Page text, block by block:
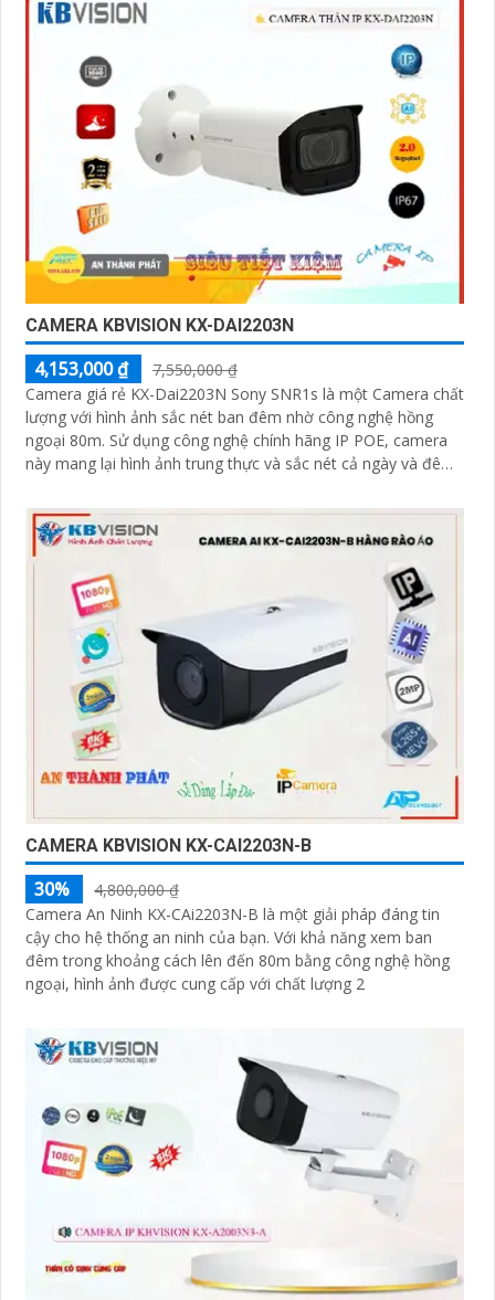
CAMERA KBVISION KX-DAI2203N
4,153,000 ₫
7,550,000 ₫
Camera giá rẻ KX-Dai2203N Sony SNR1s là một Camera chất
lượng với hình ảnh sắc nét ban đêm nhờ công nghệ hồng
ngoại 80m. Sử dụng công nghệ chính hãng IP POE, camera
này mang lại hình ảnh trung thực và sắc nét cả ngày và đêm
CAMERA KBVISION KX-CAI2203N-B
30%
4,800,000 ₫
Camera An Ninh KX-CAi2203N-B là một giải pháp đáng tin
cậy cho hệ thống an ninh của bạn. Với khả năng xem ban
đêm trong khoảng cách lên đến 80m bằng công nghệ hồng
ngoại, hình ảnh được cung cấp với chất lượng 2